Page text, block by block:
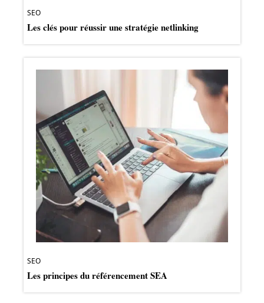
SEO
Les clés pour réussir une stratégie netlinking
SEO
Les principes du référencement SEA